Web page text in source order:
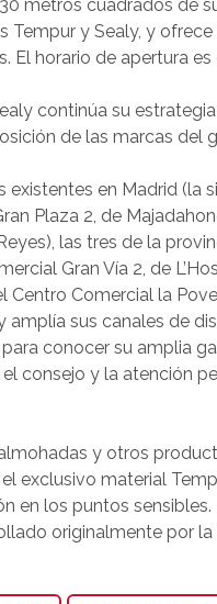
metros cuadrados de
y Sealy, y
El horario de apertura
continúa su
de las marcas del
existentes en Madrid (la
Plaza 2, de
las tres de la
Gran Vía 2, de
Centro Comercial la
amplía sus canales de
conocer su amplia
consejo y la atención
y otros
exclusivo material
en los puntos
originalmente por la